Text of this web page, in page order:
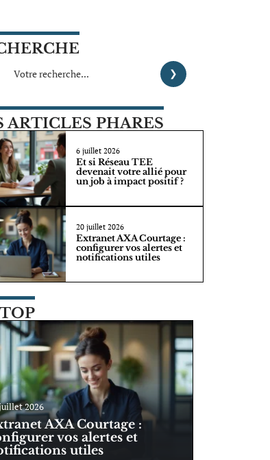
ARTICLES PHARES
6 juillet 2026
Et si Réseau TEE
devenait votre allié pour
un job à impact positif ?
20 juillet 2026
Extranet AXA Courtage :
configurer vos alertes et
notifications utiles
2026
AXA Courtage :
vos alertes et
utiles